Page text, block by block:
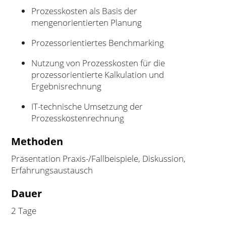
Prozesskosten als Basis der
mengenorientierten Planung
Prozessorientiertes Benchmarking
Nutzung von Prozesskosten für die
prozessorientierte Kalkulation und
Ergebnisrechnung
IT-technische Umsetzung der
Prozesskostenrechnung
Methoden
Präsentation Praxis-/Fallbeispiele, Diskussion,
Erfahrungsaustausch
Dauer
2 Tage